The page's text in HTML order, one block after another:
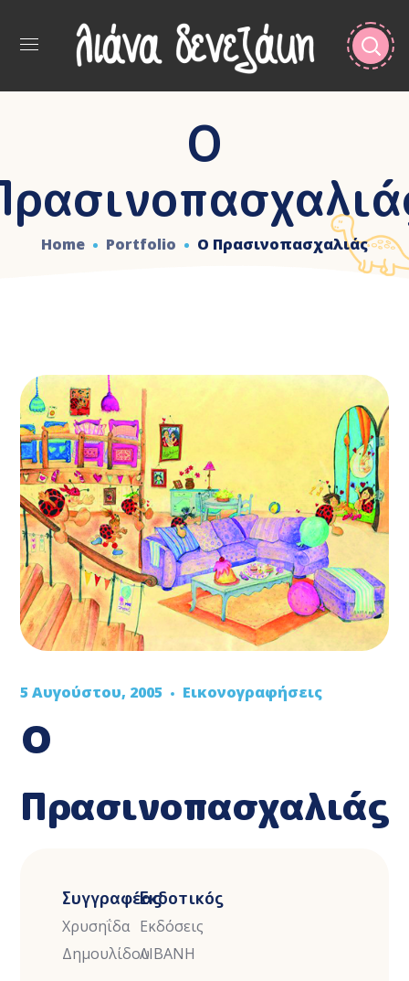
Ο
Home Portfolio Ο Πρασινοπασχαλιάς
5 Αυγούστου, 2005 Εικονογραφήσεις
Ο
Πρασινοπασχαλιάς
Συγγραφέας
Χρυσηΐδα
Δημουλίδου
Εκδοτικός
Εκδόσεις
ΛΙΒΑΝΗ